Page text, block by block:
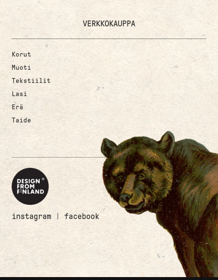
VERKKOKAUPPA
Korut
Muoti
Tekstiilit
Lasi
Erä
Taide
instagram |facebook